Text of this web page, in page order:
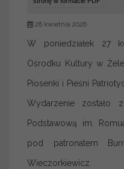
28 kwietnia 2026
W poniedziałek 27
Ośrodku Kultury w
Piosenki i Pieśni
Wydarzenie zostało
Podstawową im.
pod patronatem
Wieczorkiewicz.